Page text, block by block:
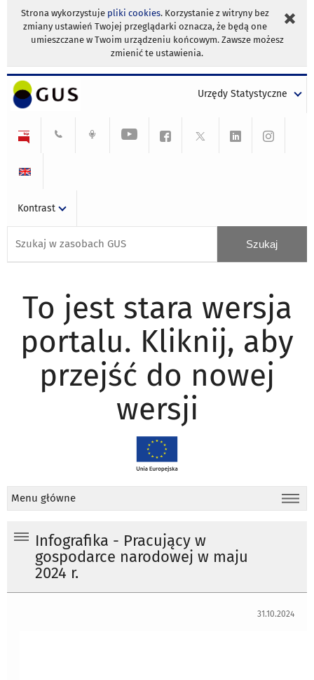
Strona wykorzystuje pliki cookies. Korzystanie z witryny bez
zmiany ustawień Twojej przeglądarki oznacza, że będą one
umieszczane w Twoim urządzeniu końcowym. Zawsze możesz
zmienić te ustawienia.
Urzędy Statystyczne
Kontrast
To jest stara wersja
portalu. Kliknij, aby
przejść do nowej
wersji
Menu główne
Infografika - Pracujący w
gospodarce narodowej w maju
2024 r.
31.10.2024